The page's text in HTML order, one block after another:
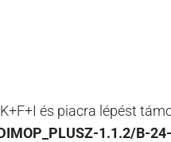
és piacra lépést
1.1.2/B-